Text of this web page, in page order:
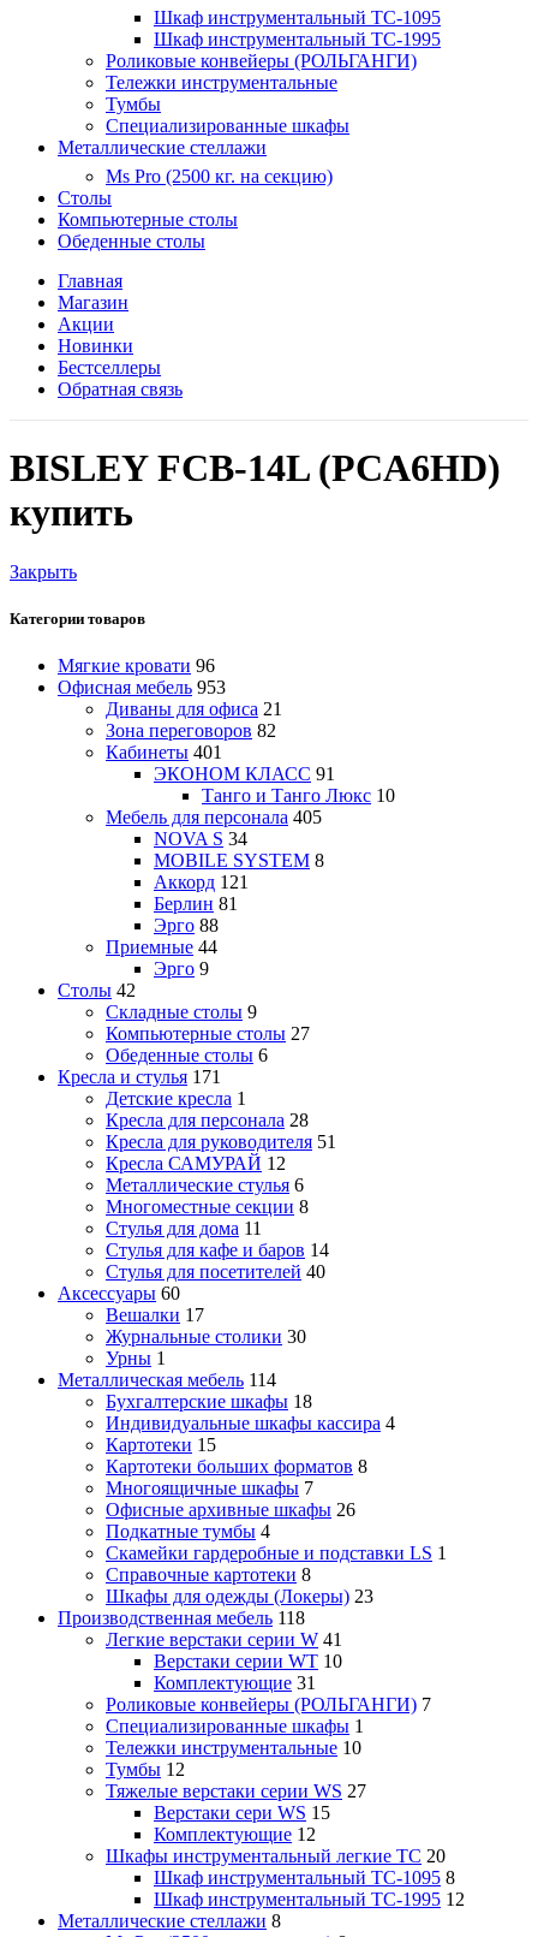
Шкаф инструментальный TC-1095
Шкаф инструментальный TC-1995
Роликовые конвейеры (РОЛЬГАНГИ)
Тележки инструментальные
Тумбы
Специализированные шкафы
Металлические стеллажи
Ms Pro (2500 кг. на секцию)
Столы
Компьютерные столы
Обеденные столы
Главная
Магазин
Акции
Новинки
Бестселлеры
Обратная связь
BISLEY FCB-14L (PCA6HD)
купить
Закрыть
Категории товаров
Мягкие кровати 96
Офисная мебель 953
Диваны для офиса 21
Зона переговоров 82
Кабинеты 401
ЭКОНОМ КЛАСС 91
Танго и Танго Люкс 10
Мебель для персонала 405
NOVA S 34
MOBILE SYSTEM 8
Аккорд 121
Берлин 81
Эрго 88
Приемные 44
Эрго 9
Столы 42
Складные столы 9
Компьютерные столы 27
Обеденные столы 6
Кресла и стулья 171
Детские кресла 1
Кресла для персонала 28
Кресла для руководителя 51
Кресла САМУРАЙ 12
Металлические стулья 6
Многоместные секции 8
Стулья для дома 11
Стулья для кафе и баров 14
Стулья для посетителей 40
Аксессуары 60
Вешалки 17
Журнальные столики 30
Урны 1
Металлическая мебель 114
Бухгалтерские шкафы 18
Индивидуальные шкафы кассира 4
Картотеки 15
Картотеки больших форматов 8
Многоящичные шкафы 7
Офисные архивные шкафы 26
Подкатные тумбы 4
Скамейки гардеробные и подставки LS 1
Справочные картотеки 8
Шкафы для одежды (Локеры) 23
Производственная мебель 118
Легкие верстаки серии W 41
Верстаки серии WT 10
Комплектующие 31
Роликовые конвейеры (РОЛЬГАНГИ) 7
Специализированные шкафы 1
Тележки инструментальные 10
Тумбы 12
Тяжелые верстаки серии WS 27
Верстаки сери WS 15
Комплектующие 12
Шкафы инструментальный легкие ТС 20
Шкаф инструментальный TC-1095 8
Шкаф инструментальный TC-1995 12
Металлические стеллажи 8